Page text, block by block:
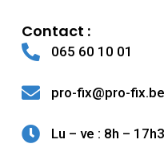
Contact :
065 60 10 01
pro-fix@pro-fix.be
Lu – ve : 8h –